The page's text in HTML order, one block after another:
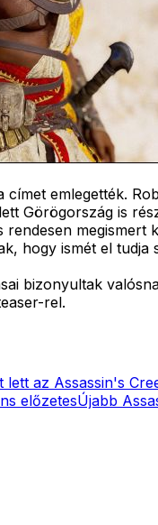
emlegették.
Görögország is
hogy ismét el tudja
bizonyultak
rel.
lett az Assassin's
előzetesÚjabb